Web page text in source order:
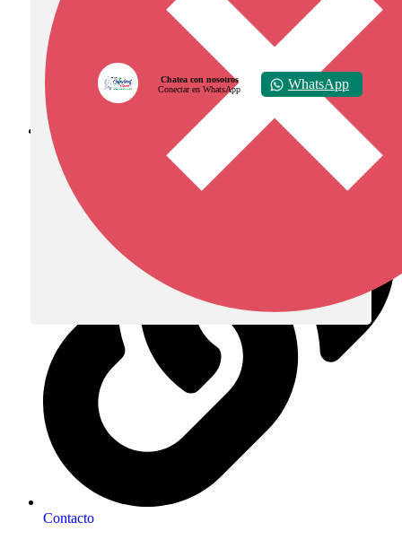
Diócesis de Zipaquirá
Contacto
Chatea con nosotros
Conectar en WhatsApp
WhatsApp